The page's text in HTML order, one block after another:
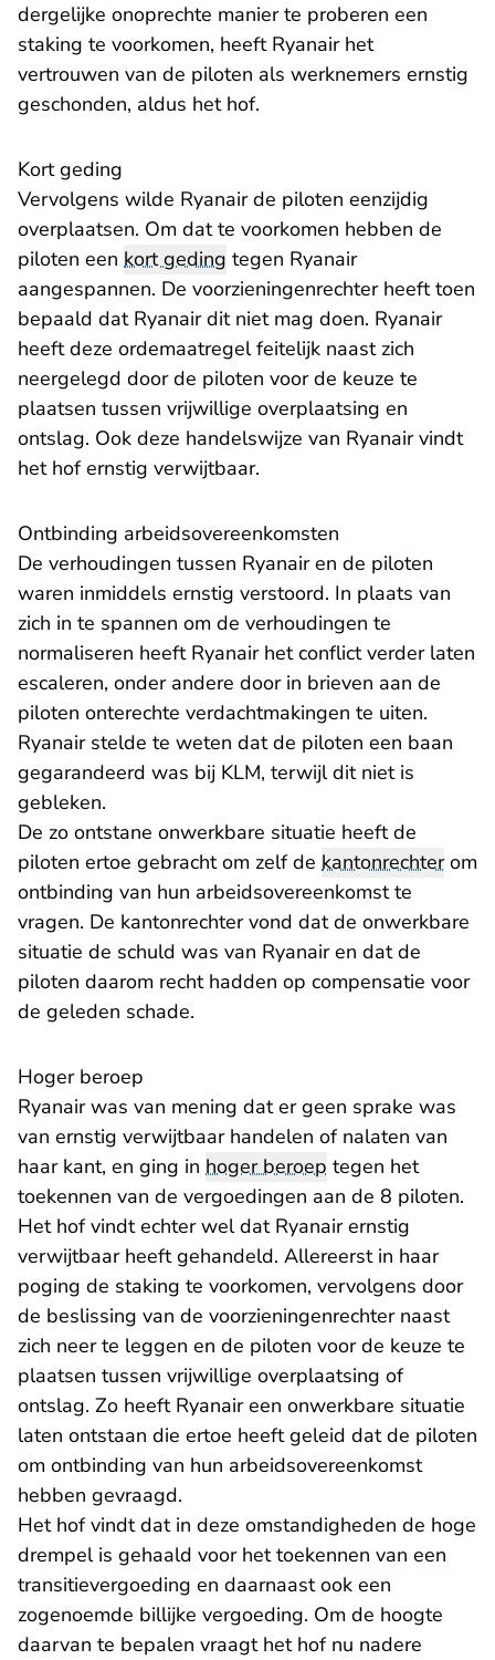
dergelijke onoprechte manier te proberen een
staking te voorkomen, heeft Ryanair het
vertrouwen van de piloten als werknemers ernstig
geschonden, aldus het hof.
Kort geding
Vervolgens wilde Ryanair de piloten eenzijdig
overplaatsen. Om dat te voorkomen hebben de
piloten een kort geding tegen Ryanair
aangespannen. De voorzieningenrechter heeft toen
bepaald dat Ryanair dit niet mag doen. Ryanair
heeft deze ordemaatregel feitelijk naast zich
neergelegd door de piloten voor de keuze te
plaatsen tussen vrijwillige overplaatsing en
ontslag. Ook deze handelswijze van Ryanair vindt
het hof ernstig verwijtbaar.
Ontbinding arbeidsovereenkomsten
De verhoudingen tussen Ryanair en de piloten
waren inmiddels ernstig verstoord. In plaats van
zich in te spannen om de verhoudingen te
normaliseren heeft Ryanair het conflict verder laten
escaleren, onder andere door in brieven aan de
piloten onterechte verdachtmakingen te uiten.
Ryanair stelde te weten dat de piloten een baan
gegarandeerd was bij KLM, terwijl dit niet is
gebleken.
De zo ontstane onwerkbare situatie heeft de
piloten ertoe gebracht om zelf de kantonrechterom
ontbinding van hun arbeidsovereenkomst te
vragen. De kantonrechter vond dat de onwerkbare
situatie de schuld was van Ryanair en dat de
piloten daarom recht hadden op compensatie voor
de geleden schade.
Hoger beroep
Ryanair was van mening dat er geen sprake was
van ernstig verwijtbaar handelen of nalaten van
haar kant, en ging in hoger beroep tegen het
toekennen van de vergoedingen aan de 8 piloten.
Het hof vindt echter wel dat Ryanair ernstig
verwijtbaar heeft gehandeld. Allereerst in haar
poging de staking te voorkomen, vervolgens door
de beslissing van de voorzieningenrechter naast
zich neer te leggen en de piloten voor de keuze te
plaatsen tussen vrijwillige overplaatsing of
ontslag. Zo heeft Ryanair een onwerkbare situatie
laten ontstaan die ertoe heeft geleid dat de piloten
om ontbinding van hun arbeidsovereenkomst
hebben gevraagd.
Het hof vindt dat in deze omstandigheden de hoge
drempel is gehaald voor het toekennen van een
transitievergoeding en daarnaast ook een
zogenoemde billijke vergoeding. Om de hoogte
daarvan te bepalen vraagt het hof nu nadere